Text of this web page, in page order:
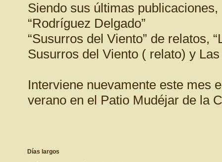
Siendo sus últimas
“Rodríguez Delgado”
“Susurros del Viento” de relatos,
Susurros del Viento ( relato) y
Interviene nuevamente este mes
verano en el Patio Mudéjar de la
Días largos